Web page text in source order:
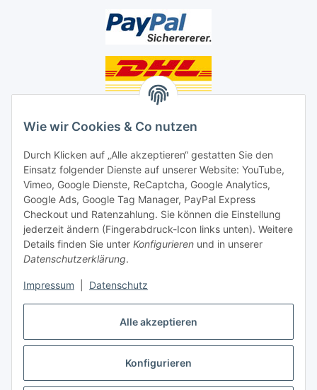
Alle akzeptieren
Konfigurieren
Wie wir Cookies & Co nutzen
Durch Klicken auf „Alle akzeptieren“ gestatten Sie den
Einsatz folgender Dienste auf unserer Website: YouTube,
Vimeo, Google Dienste, ReCaptcha, Google Analytics,
Google Ads, Google Tag Manager, PayPal Express
Checkout und Ratenzahlung. Sie können die Einstellung
jederzeit ändern (Fingerabdruck-Icon links unten). Weitere
Details finden Sie unter Konfigurieren und in unserer
Datenschutzerklärung.
Impressum Datenschutz
Social Media
Unsere Dienstleistungen
Lampenreparatur
Lichtservice für Senioren
Vertrag widerrufen
* Alle Preise inkl. gesetzlicher USt., ** siehe Lieferbedingungen, zzgl.
Versand